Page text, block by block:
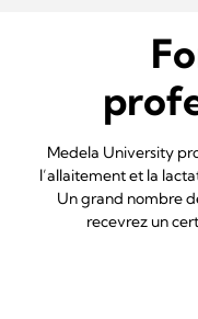
Medela University
l’allaitement et la
Un grand nombre
recevrez un